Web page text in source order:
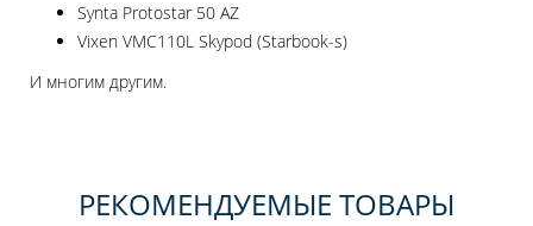
Synta Protostar 50 AZ
Vixen VMC110L Skypod (Starbook-s)
И многим другим.
РЕКОМЕНДУЕМЫЕ ТОВАРЫ